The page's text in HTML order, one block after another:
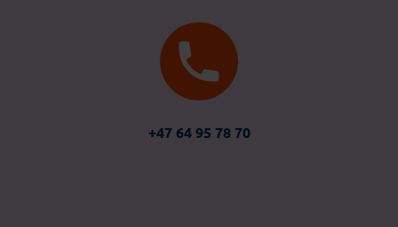
+47 64 95 78 70